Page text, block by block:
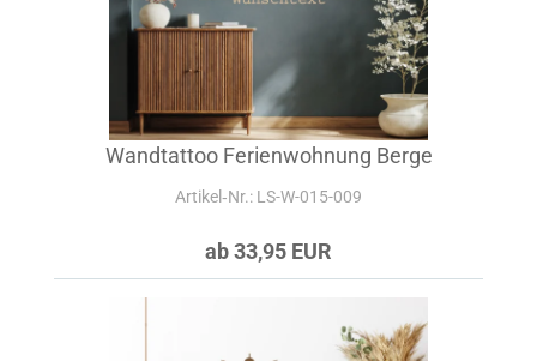
Wandtattoo Ferienwohnung Berge
Artikel‑Nr.: LS-W-015-009
ab 33,95 EUR